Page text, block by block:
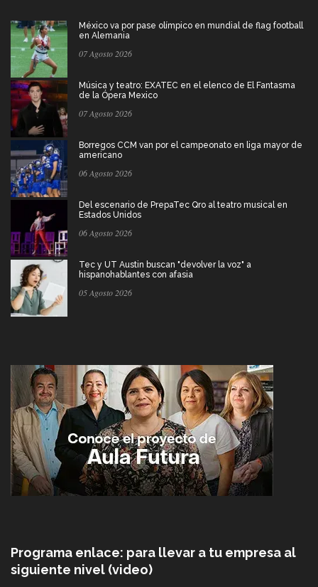
México va por pase olímpico en mundial de flag football
en Alemania
07 Agosto 2026
Música y teatro: EXATEC en el elenco de El Fantasma
de la Ópera Mexico
07 Agosto 2026
Borregos CCM van por el campeonato en liga mayor de
americano
06 Agosto 2026
Del escenario de PrepaTec Qro al teatro musical en
Estados Unidos
06 Agosto 2026
Tec y UT Austin buscan "devolver la voz" a
hispanohablantes con afasia
05 Agosto 2026
Programa enlace: para llevar a tu empresa al
siguiente nivel (video)